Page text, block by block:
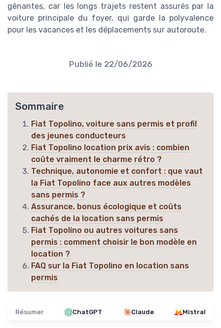
gênantes, car les longs trajets restent assurés par la
voiture principale du foyer, qui garde la polyvalence
pour les vacances et les déplacements sur autoroute.
Publié le 22/06/2026
Sommaire
Fiat Topolino, voiture sans permis et profil
des jeunes conducteurs
Fiat Topolino location prix avis : combien
coûte vraiment le charme rétro ?
Technique, autonomie et confort : que vaut
la Fiat Topolino face aux autres modèles
sans permis ?
Assurance, bonus écologique et coûts
cachés de la location sans permis
Fiat Topolino ou autres voitures sans
permis : comment choisir le bon modèle en
location ?
FAQ sur la Fiat Topolino en location sans
permis
Résumer ChatGPT Claude Mistral